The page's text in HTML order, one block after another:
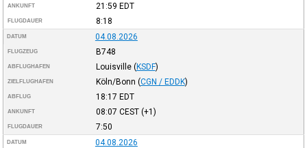
ANKUNFT 21:59 EDT
FLUGDAUER 8:18
DATUM 04.08.2026
FLUGZEUG B748
ABFLUGHAFEN Louisville (KSDF)
ZIELFLUGHAFEN Köln/Bonn (CGN / EDDK)
ABFLUG 18:17 EDT
ANKUNFT 08:07 CEST(+1)
FLUGDAUER 7:50
DATUM 04.08.2026